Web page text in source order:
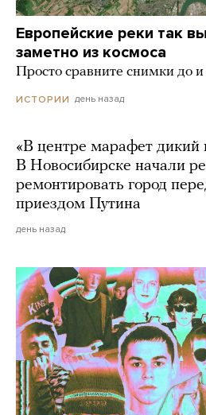
Европейские реки так
заметно из космоса
Просто сравните снимки до и
ИСТОРИИ день назад
«В центре марафет дикий
В Новосибирске начали
ремонтировать город
приездом Путина
день назад